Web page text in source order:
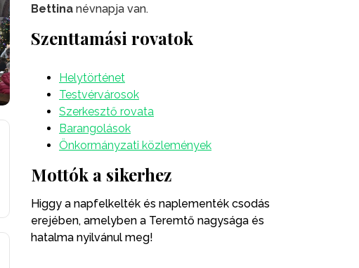
Bettina névnapja van.
Szenttamási rovatok
Helytörténet
Testvérvárosok
Szerkesztő rovata
Barangolások
Önkormányzati közlemények
Mottók a sikerhez
Higgy a napfelkelték és naplementék csodás
erejében, amelyben a Teremtő nagysága és
hatalma nyilvánul meg!